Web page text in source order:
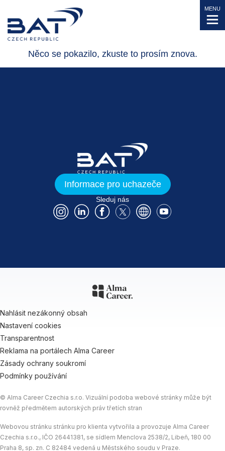
MENU
Něco se pokazilo, zkuste to prosím znova.
Informace pro uchazeče
Sleduj nás
Nahlásit nezákonný obsah
Nastavení cookies
Transparentnost
Reklama na portálech Alma Career
Zásady ochrany soukromí
Podmínky používání
© Alma Career Czechia s.r.o. Vizuální podoba webové stránky může být
rovněž předmětem autorských práv třetích stran
Webovou stránku stránku pro klienta vytvořila a provozuje Alma Career
Czechia s.r.o., IČO 26441381, se sídlem Menclova 2538/2, Libeň, 180 00
Praha 8, sp. zn. C 82484 vedená u Městského soudu v Praze.